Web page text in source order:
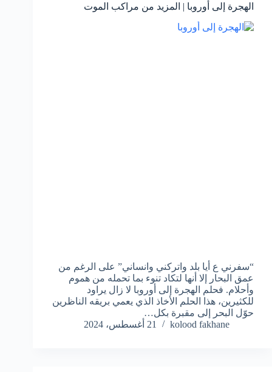
الهجرة إلى أوروبا | المزيد من مراكب الموت
“سفرني ع أيا بلد واتركني وانساني” على الرغم من
عمق البحار إلا أنها لتكاد تنوء بما تحمله من هموم
وأحلام. فحلم الهجرة إلى أوروبا لا زال يراود
للكثيرين، هذا الحلم الأخاذ الذي يعمي بريقه الناظرين
حوّل البحر إلى مقبرة بكل…
kolood fakhane
21 أغسطس، 2024